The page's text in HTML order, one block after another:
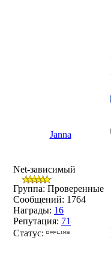
Janna
Net-зависимый
Группа: Проверенные
Сообщений: 1764
Награды: 16
Репутация: 71
Статус: